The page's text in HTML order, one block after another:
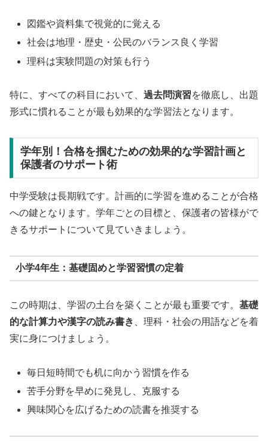
図鑑や資料集で視覚的に覚える
社会は地理・歴史・公民のバランス良く学習
理科は実験問題の対策も行う
特に、すべての科目において、 過去問演習を徹底し、出題
形式に慣れることが最も効果的な学習法となります。
学年別！合格を掴むための効果的な学習計画と
保護者のサポート術
中学受験は長期戦です。計画的に学習を進めることが合格
への鍵となります。学年ごとの目標と、保護者の皆様がで
きるサポートについて見ていきましょう。
小学4年生：基礎固めと学習習慣の定着
この時期は、学習の土台を築くことが最も重要です。 基礎
的な計算力や漢字の読み書き
、理科・社会の用語などを着
実に身につけましょう。
毎日短時間でも机に向かう習慣を作る
苦手分野を早めに発見し、克服する
興味関心を広げるための読書を推奨する